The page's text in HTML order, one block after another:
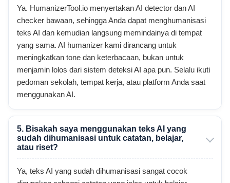
Ya. HumanizerTool.io menyertakan AI detector dan AI
checker bawaan, sehingga Anda dapat menghumanisasi
teks AI dan kemudian langsung memindainya di tempat
yang sama. AI humanizer kami dirancang untuk
meningkatkan tone dan keterbacaan, bukan untuk
menjamin lolos dari sistem deteksi AI apa pun. Selalu ikuti
pedoman sekolah, tempat kerja, atau platform Anda saat
menggunakan AI.
5. Bisakah saya menggunakan teks AI yang
sudah dihumanisasi untuk catatan, belajar,
atau riset?
Ya, teks AI yang sudah dihumanisasi sangat cocok